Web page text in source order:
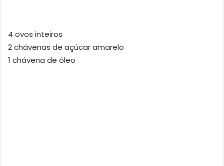
4 ovos inteiros
2 chávenas de açúcar amarelo
1 chávena de óleo